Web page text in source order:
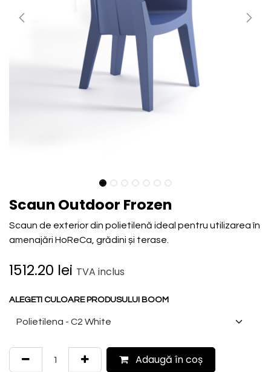
Scaun Outdoor Frozen
Scaun de exterior din polietilenă ideal pentru utilizarea în
amenajări HoReCa, grădini și terase.
1512.20 lei TVA inclus
ALEGETI CULOARE PRODUSULUI BOOM
Adaugă în coș